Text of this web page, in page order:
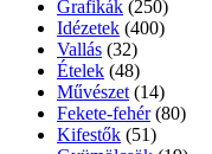
Grafikák (250)
Idézetek (400)
Vallás (32)
Ételek (48)
Művészet (14)
Fekete-fehér (80)
Kifestők (51)